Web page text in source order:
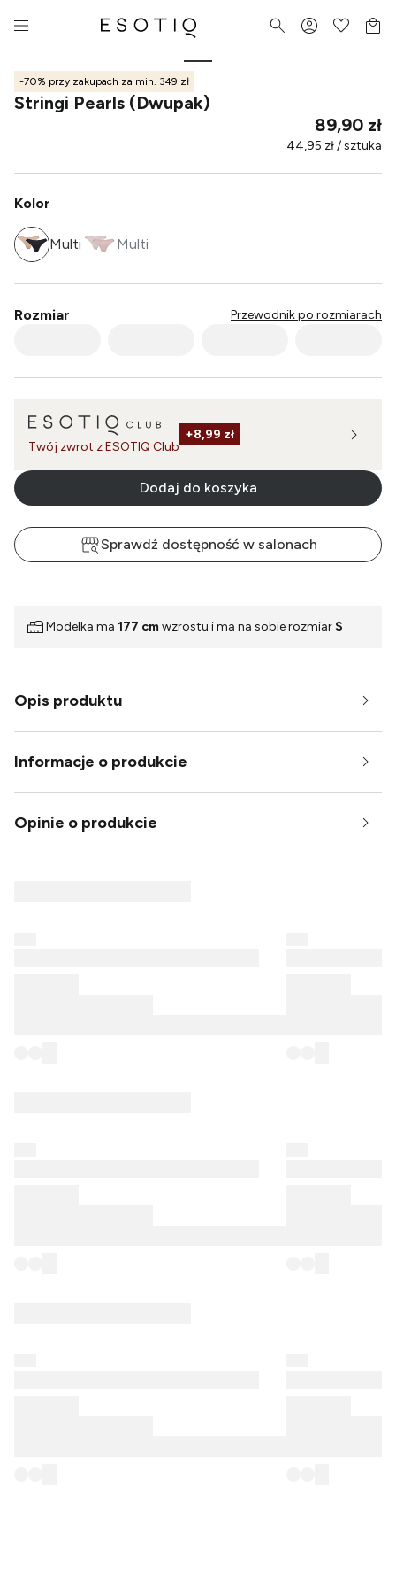
-70% przy zakupach za min. 349 zł
Stringi Pearls (Dwupak)
89,90 zł
44,95 zł / sztuka
Kolor
Multi Multi
Rozmiar Przewodnik po rozmiarach
Twój zwrot z ESOTIQ Club
+8,99 zł
Dodaj do koszyka
Sprawdź dostępność w salonach
Modelka ma 177 cmwzrostu i ma na sobie rozmiar S
Opis produktu
Informacje o produkcie
Opinie o produkcie